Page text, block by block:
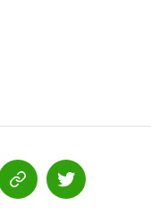
스
스